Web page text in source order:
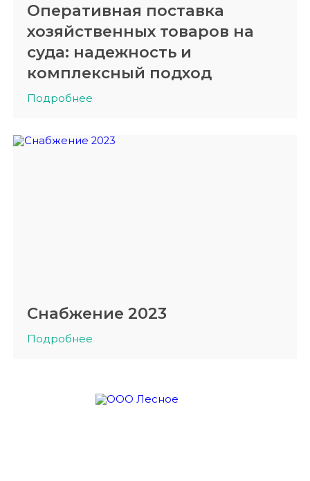
Оперативная поставка
хозяйственных товаров на
суда: надежность и
комплексный подход
Подробнее
Снабжение 2023
Подробнее